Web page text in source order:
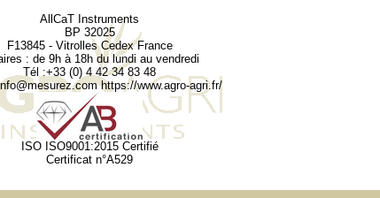
AllCaT Instruments
BP 32025
F13845 - Vitrolles Cedex France
: de 9h à 18h du lundi au vendredi
Tél :+33 (0) 4 42 34 83 48
https://www.agro-agri.fr/
ISO ISO9001:2015 Certifié
Certificat n°A529